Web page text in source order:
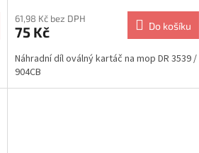
61,98 Kč bez DPH
75 Kč Do košíku
Náhradní díl oválný kartáč na mop DR 3539 /
904CB